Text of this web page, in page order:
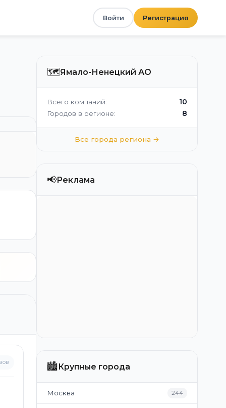
Войти Регистрация
🗺️Ямало-Ненецкий АО
Всего компаний: 10
Городов в регионе: 8
Все города региона →
📢Реклама
🏙️Крупные города
Москва 244